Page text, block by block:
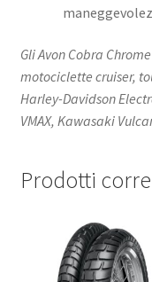
Gli Avon Cobra
motociclette cruiser,
Harley-Davidson
VMAX, Kawasaki
Prodotti